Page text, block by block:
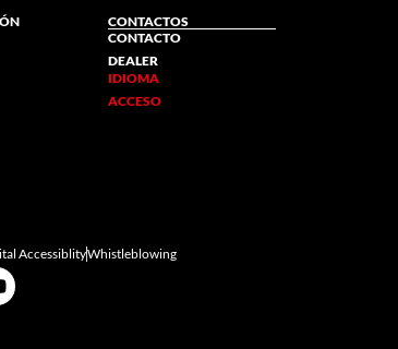
CONTACTOS
CONTACTO
DEALER
IDIOMA
ACCESO
AccessiblityWhistleblowing